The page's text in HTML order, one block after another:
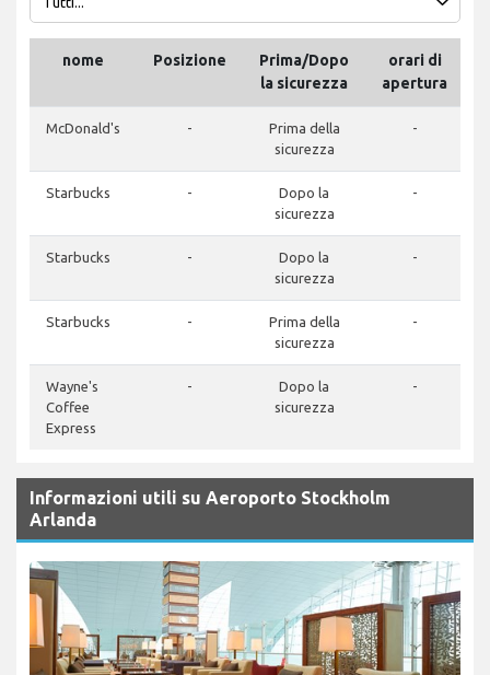
nome Posizione
Prima/Dopo
la sicurezza
orari di
apertura
McDonald's -
Prima della
sicurezza
-
Starbucks -
Dopo la
sicurezza
-
Starbucks -
Dopo la
sicurezza
-
Starbucks -
Prima della
sicurezza
-
Wayne's
Coffee
Express
-
Dopo la
sicurezza
-
Informazioni utili su Aeroporto Stockholm
Arlanda